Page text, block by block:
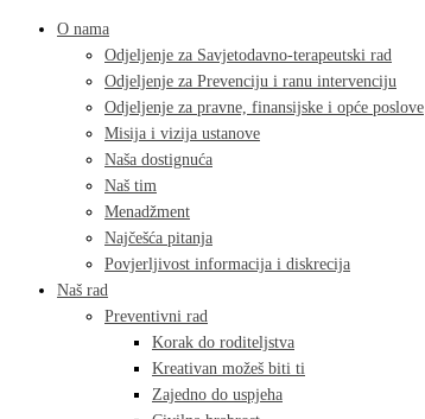
O nama
Odjeljenje za Savjetodavno-terapeutski rad
Odjeljenje za Prevenciju i ranu intervenciju
Odjeljenje za pravne, finansijske i opće poslove
Misija i vizija ustanove
Naša dostignuća
Naš tim
Menadžment
Najčešća pitanja
Povjerljivost informacija i diskrecija
Naš rad
Preventivni rad
Korak do roditeljstva
Kreativan možeš biti ti
Zajedno do uspjeha